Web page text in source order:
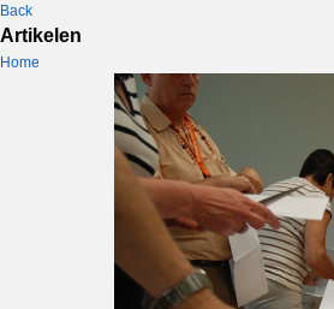
Back
Artikelen
Home